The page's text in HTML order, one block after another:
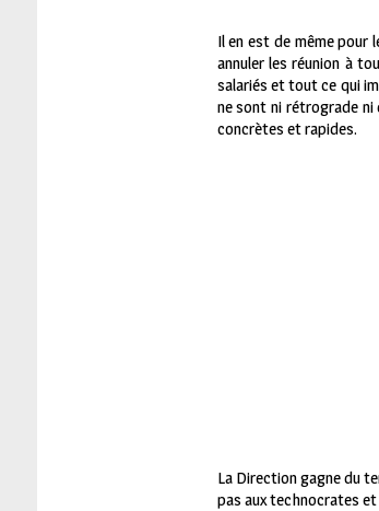
Il en est de même pour
annuler les réunion à
salariés et tout ce qui
ne sont ni rétrograde ni
concrètes et rapides.
La Direction gagne du
pas aux technocrates